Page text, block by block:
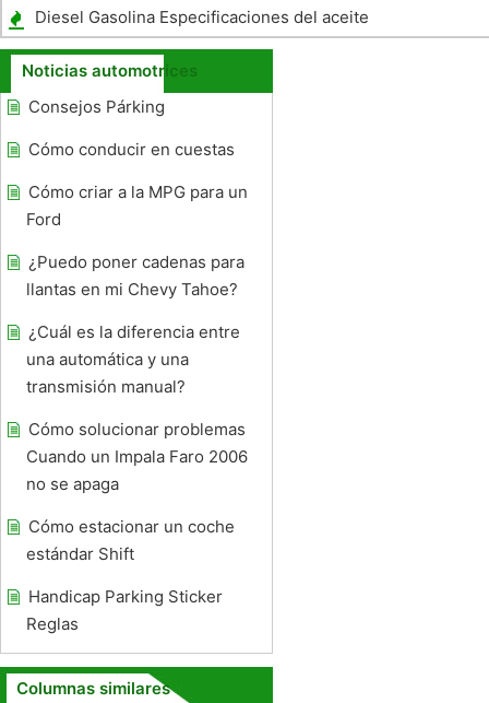
Pintura Automotriz Finalizar
Diesel Gasolina Especificaciones del aceite
del motor
Noticias automotrices
Consejos Párking
Cómo conducir en cuestas
Cómo criar a la MPG para un
Ford
¿Puedo poner cadenas para
llantas en mi Chevy Tahoe?
¿Cuál es la diferencia entre
una automática y una
transmisión manual?
Cómo solucionar problemas
Cuando un Impala Faro 2006
no se apaga
Cómo estacionar un coche
estándar Shift
Handicap Parking Sticker
Reglas
Columnas similares